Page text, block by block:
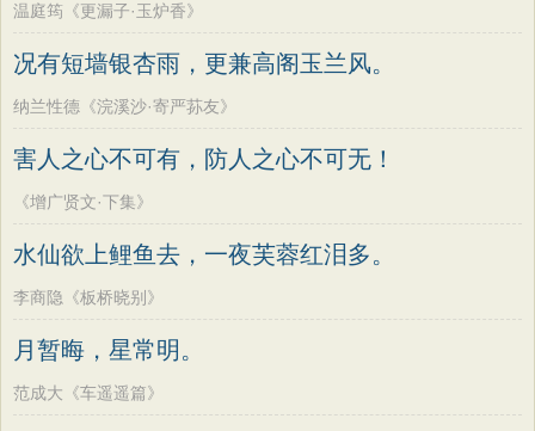
温庭筠《更漏子·玉炉香》
况有短墙银杏雨，更兼高阁玉兰风。
纳兰性德《浣溪沙·寄严荪友》
害人之心不可有，防人之心不可无！
《增广贤文·下集》
水仙欲上鲤鱼去，一夜芙蓉红泪多。
李商隐《板桥晓别》
月暂晦，星常明。
范成大《车遥遥篇》